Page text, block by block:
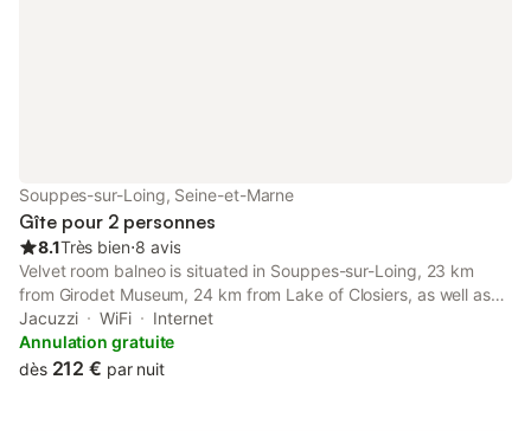
Souppes-sur-Loing, Seine-et-Marne
Gîte pour 2 personnes
8.1Très bien⋅8 avis
Velvet room balneo is situated in Souppes-sur-Loing, 23 km
from Girodet Museum, 24 km from Lake of Closiers, as well as
27 km from Château de Fontainebleau.
Jacuzzi WiFi
Internet
Annulation gratuite
dès 212 € par nuit